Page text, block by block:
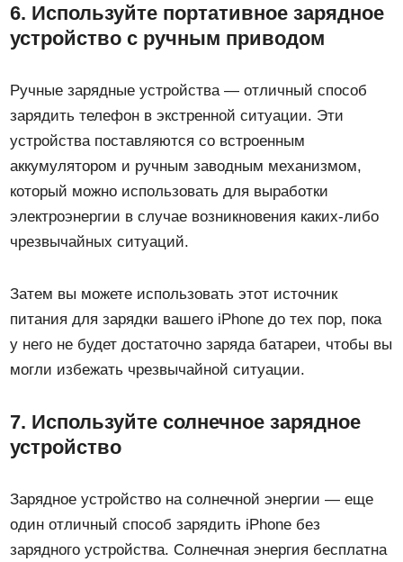
6. Используйте портативное зарядное
устройство с ручным приводом
Ручные зарядные устройства — отличный способ
зарядить телефон в экстренной ситуации. Эти
устройства поставляются со встроенным
аккумулятором и ручным заводным механизмом,
который можно использовать для выработки
электроэнергии в случае возникновения каких-либо
чрезвычайных ситуаций.
Затем вы можете использовать этот источник
питания для зарядки вашего iPhone до тех пор, пока
у него не будет достаточно заряда батареи, чтобы вы
могли избежать чрезвычайной ситуации.
7. Используйте солнечное зарядное
устройство
Зарядное устройство на солнечной энергии — еще
один отличный способ зарядить iPhone без
зарядного устройства. Солнечная энергия бесплатна